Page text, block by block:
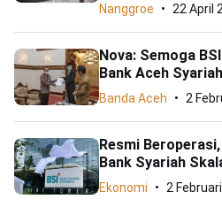
Nanggroe 22 April
Nova: Semoga
Bank Aceh Syariah
Banda Aceh 2
Resmi
Bank Syariah
Ekonomi 2